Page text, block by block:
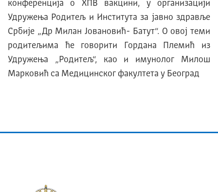
конференција о ХПВ вакцини, у организацији
Удружења Родитељ и Института за јавно здравље
Србије „Др Милан Јовановић- Батут“. О овој теми
родитељима ће говорити Гордана Племић из
Удружења „Родитељ“, као и имунолог Милош
Марковић са Медицинског факултета у Београд